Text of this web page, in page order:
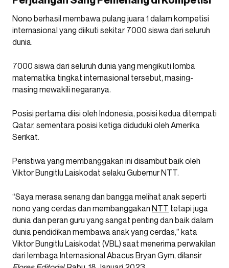
Nono berhasil membawa pulang juara 1 dalam kompetisi
internasional yang diikuti sekitar 7000 siswa dari seluruh
dunia.
7000 siswa dari seluruh dunia yang mengikuti lomba
matematika tingkat internasional tersebut, masing-
masing mewakili negaranya.
Posisi pertama diisi oleh Indonesia, posisi kedua ditempati
Qatar, sementara posisi ketiga diduduki oleh Amerika
Serikat.
Peristiwa yang membanggakan ini disambut baik oleh
Viktor Bungitlu Laiskodat selaku Gubernur NTT.
“Saya merasa senang dan bangga melihat anak seperti
nono yang cerdas dan membanggakan NTT tetapi juga
dunia dan peran guru yang sangat penting dan baik dalam
dunia pendidikan membawa anak yang cerdas,” kata
Viktor Bungitlu Laiskodat (VBL) saat menerima perwakilan
dari lembaga Internasional Abacus Bryan Gym, dilansir